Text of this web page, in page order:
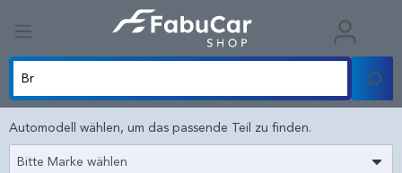
Automodell wählen, um das passende Teil zu finden.
Bitte Marke wählen